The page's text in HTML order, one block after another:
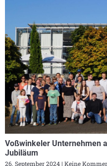
Voßwinkeler Unternehmen
Jubiläum
26. September 2024 Keine